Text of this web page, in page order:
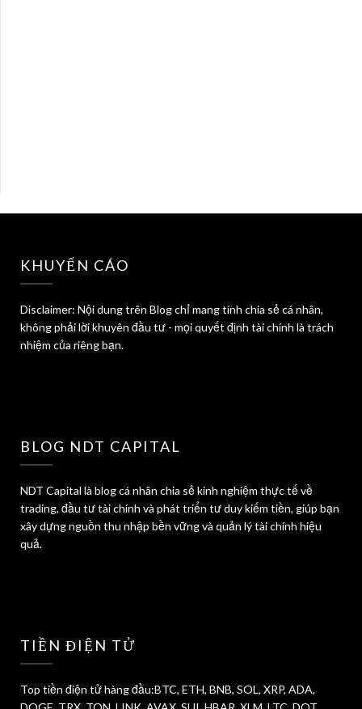
KHUYẾN CÁO
Disclaimer: Nội dung trên Blog chỉ mang tính chia sẻ cá nhân,
không phải lời khuyên đầu tư - mọi quyết định tài chính là trách
nhiệm của riêng bạn.
BLOG NDT CAPITAL
NDT Capital là blog cá nhân chia sẻ kinh nghiệm thực tế về
trading, đầu tư tài chính và phát triển tư duy kiếm tiền, giúp bạn
xây dựng nguồn thu nhập bền vững và quản lý tài chính hiệu
quả.
TIỀN ĐIỆN TỬ
Top tiền điện tử hàng đầu:BTC, ETH, BNB, SOL, XRP, ADA,